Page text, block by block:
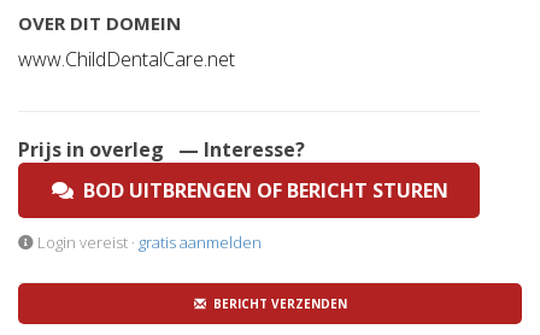
OVER DIT DOMEIN
www.ChildDentalCare.net
Prijs in overleg
— Interesse?
BOD UITBRENGEN OF BERICHT STUREN
Login vereist · gratis aanmelden
BERICHT VERZENDEN